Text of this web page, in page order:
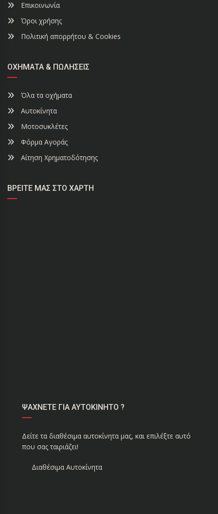
Επικοινωνία
Όροι χρήσης
Πολιτική απορρήτου & Cookies
ΟΧΉΜΑΤΑ & ΠΩΛΉΣΕΙΣ
Όλα τα οχήματα
Αυτοκίνητα
Μοτοσυκλέτες
Φόρμα Αγοράς
Αίτηση Χρηματοδότησης
ΒΡΕΊΤΕ ΜΑΣ ΣΤΟ ΧΆΡΤΗ
ΨΑΧΝΕΤΕ ΓΙΑ ΑΥΤΟΚΙΝΗΤΟ ?
Δείτε τα διαθέσιμα αυτοκίνητα μας, και επιλέξτε αυτό
που σας ταιριάζει!
Διαθέσιμα Αυτοκίνητα